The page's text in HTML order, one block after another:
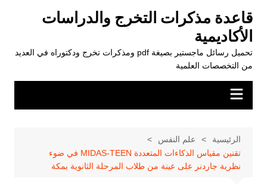
المحتوى
قاعدة مذكرات التخرج والدراسات
الأكاديمية
تحميل رسائل ماجستير بصيغة pdf ومذكرات تخرج ودكتوراه في العديد
من التخصصات العلمية
الرئيسية
علم النفس
تقنين مقياس الذكاءات المتعددة MIDAS-TEEN في ضوء
نظرية جاردنر على عينة من طلاب المرحلة الثانوية بمكة